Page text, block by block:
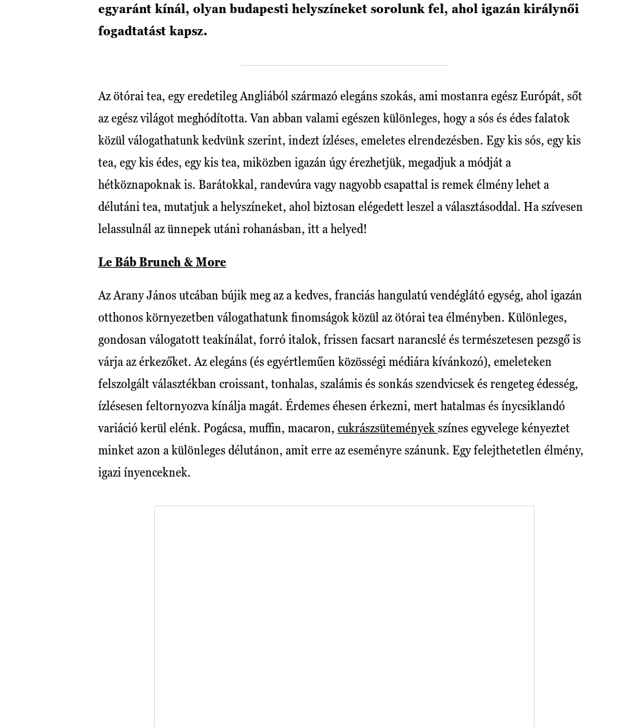
egyaránt kínál, olyan budapesti helyszíneket sorolunk fel, ahol igazán királynői
fogadtatást kapsz.
Az ötórai tea, egy eredetileg Angliából származó elegáns szokás, ami mostanra egész Európát, sőt
az egész világot meghódította. Van abban valami egészen különleges, hogy a sós és édes falatok
közül válogathatunk kedvünk szerint, indezt ízléses, emeletes elrendezésben. Egy kis sós, egy kis
tea, egy kis édes, egy kis tea, miközben igazán úgy érezhetjük, megadjuk a módját a
hétköznapoknak is. Barátokkal, randevúra vagy nagyobb csapattal is remek élmény lehet a
délutáni tea, mutatjuk a helyszíneket, ahol biztosan elégedett leszel a választásoddal. Ha szívesen
lelassulnál az ünnepek utáni rohanásban, itt a helyed!
Le Báb Brunch & More
Az Arany János utcában bújik meg az a kedves, franciás hangulatú vendéglátó egység, ahol igazán
otthonos környezetben válogathatunk finomságok közül az ötórai tea élményben. Különleges,
gondosan válogatott teakínálat, forró italok, frissen facsart narancslé és természetesen pezsgő is
várja az érkezőket. Az elegáns (és egyértleműen közösségi médiára kívánkozó), emeleteken
felszolgált választékban croissant, tonhalas, szalámis és sonkás szendvicsek és rengeteg édesség,
ízlésesen feltornyozva kínálja magát. Érdemes éhesen érkezni, mert hatalmas és ínycsiklandó
variáció kerül elénk. Pogácsa, muffin, macaron, cukrászsüteményekszínes egyvelege kényeztet
minket azon a különleges délutánon, amit erre az eseményre szánunk. Egy felejthetetlen élmény,
igazi ínyenceknek.